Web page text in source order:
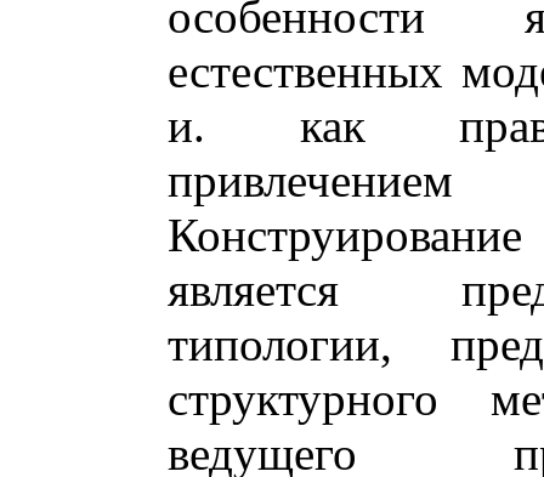
естественных
и. как
является
типологии,
структурного
ведущего